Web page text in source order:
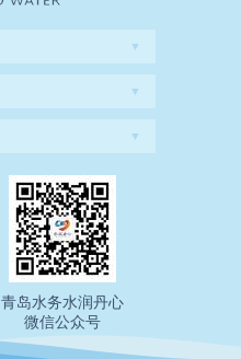
▼
▼
▼
青岛水务水润丹心
微信公众号